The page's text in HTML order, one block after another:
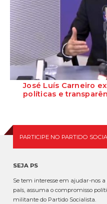
José Luís Carneiro
políticas e
PARTICIPE NO PARTIDO
SEJA PS
Se tem interesse em ajudar-nos
país, assuma o compromisso
militante do Partido Socialista.